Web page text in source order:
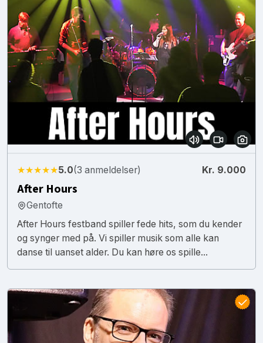
★★★★★5.0(3 anmeldelser) Kr. 9.000
After Hours
Gentofte
After Hours festband spiller fede hits, som du kender
og synger med på. Vi spiller musik som alle kan
danse til uanset alder. Du kan høre os spille...